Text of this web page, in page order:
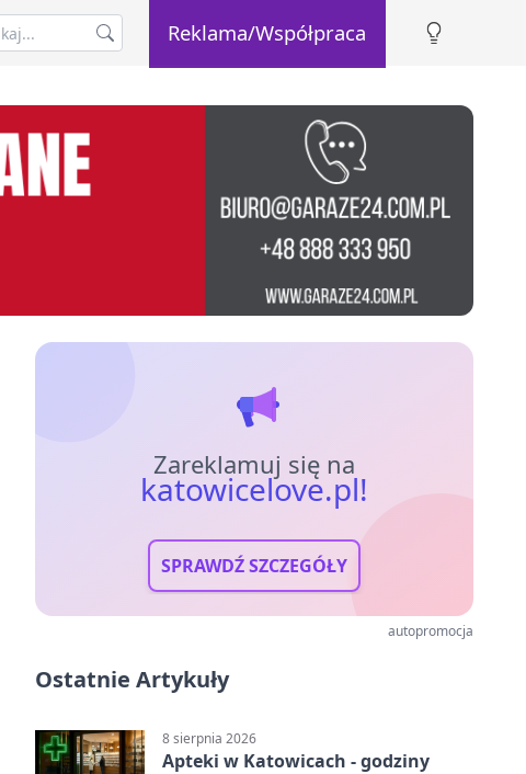
Reklama/Współpraca
Zareklamuj się na
katowicelove.pl!
SPRAWDŹ SZCZEGÓŁY
autopromocja
Ostatnie Artykuły
8 sierpnia 2026
Apteki w Katowicach - godziny